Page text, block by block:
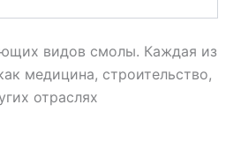
видов смолы. Каждая из
медицина, строительство,
отраслях